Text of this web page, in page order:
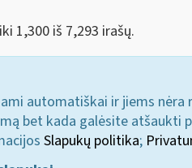
1,300 iš 7,293 irašų.
automatiškai ir jiems nėra
bet kada galėsite atšaukti
Slapukų politika;